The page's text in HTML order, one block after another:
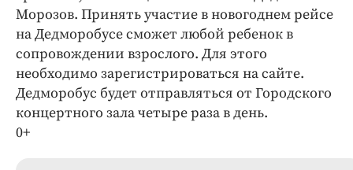
Морозов. Принять участие в новогоднем рейсе
на Дедморобусе сможет любой ребенок в
сопровождении взрослого. Для этого
необходимо зарегистрироваться на сайте.
Дедморобус будет отправляться от Городского
концертного зала четыре раза в день.
0+